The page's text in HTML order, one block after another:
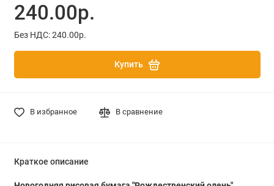
240.00р.
Без НДС: 240.00р.
Купить
В избранное В сравнение
Краткое описание